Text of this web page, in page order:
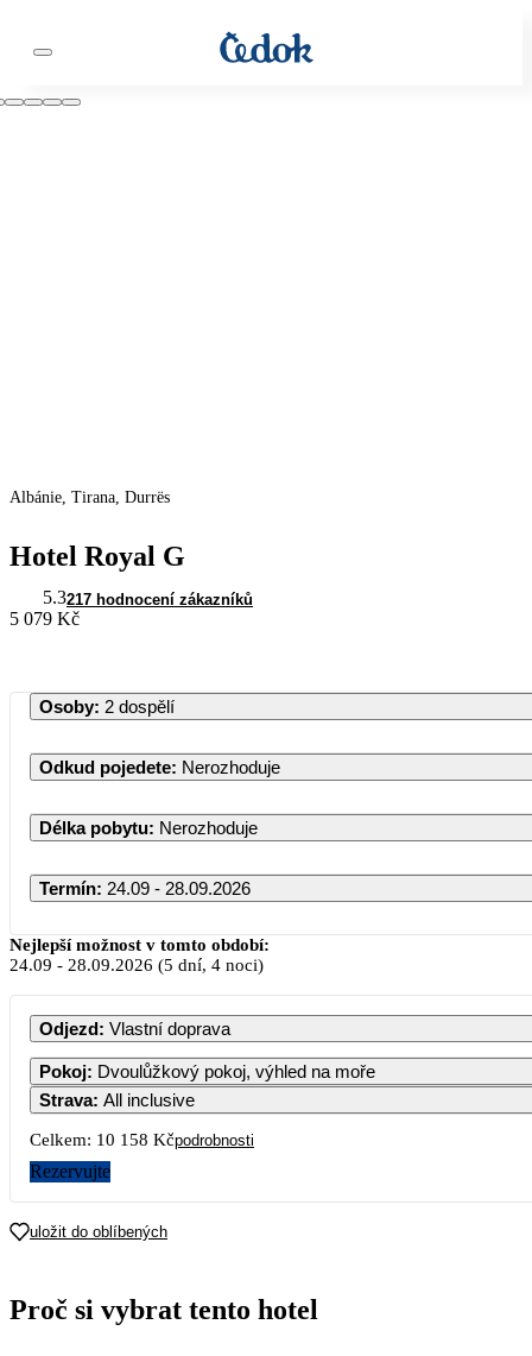
Albánie, Tirana, Durrës
Hotel Royal G
5.3217 hodnocení zákazníků
5 079 Kč
Osoby: 2 dospělí
Odkud pojedete: Nerozhoduje
Délka pobytu: Nerozhoduje
Termín: 24.09 - 28.09.2026
Září
PO ÚT ST ČT
1 2 3
7 8 9 10
7 019
Nejlepší možnost v tomto období:
24.09 - 28.09.2026 (5 dní, 4 noci)
Odjezd: Vlastní doprava
Pokoj: Dvoulůžkový pokoj, výhled na moře
Strava: All inclusive
Celkem: 10 158 Kčpodrobnosti
Rezervujte
uložit do oblíbených
Proč si vybrat tento hotel